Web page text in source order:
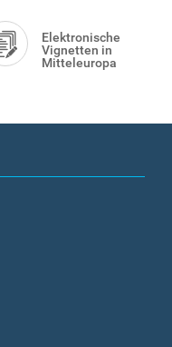
Elektronische
Vignetten in
Mitteleuropa